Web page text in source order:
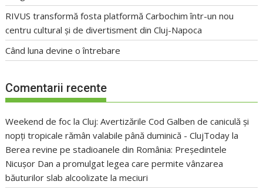
RIVUS transformă fosta platformă Carbochim într-un nou
centru cultural și de divertisment din Cluj-Napoca
Când luna devine o întrebare
Comentarii recente
Weekend de foc la Cluj: Avertizările Cod Galben de caniculă și
nopți tropicale rămân valabile până duminică - ClujToday la
Berea revine pe stadioanele din România: Președintele
Nicușor Dan a promulgat legea care permite vânzarea
băuturilor slab alcoolizate la meciuri